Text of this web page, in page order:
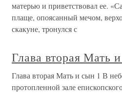
матерью и приветствовал ее.
плаще, опоясанный мечом,
скакуне, тронулся с
Глава вторая Мать
Глава вторая Мать и сын 1 В
протопленной зале